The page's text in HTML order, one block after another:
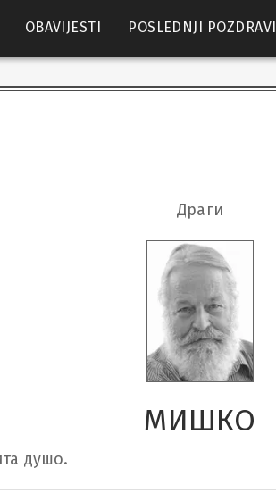
OBAVIJESTI POSLEDNJI POZDRAVI
Драги
МИШКО
душо.